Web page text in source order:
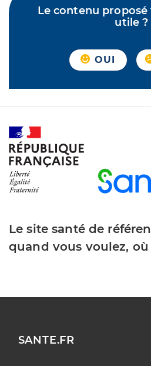
Le contenu
utile ?
OUI
Le site santé de
quand vous voulez,
SANTE.FR